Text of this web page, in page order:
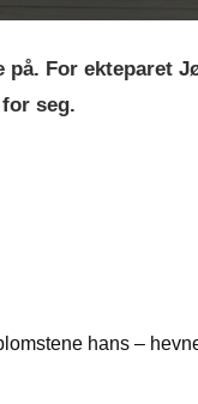
på. For ekteparet
seg.
hans –